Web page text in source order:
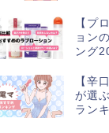
【プ
ョン
ング
【辛
が選
ラン